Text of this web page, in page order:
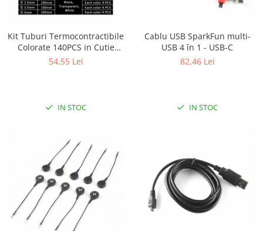
RS-232
RS-485
RTC
Telecomenzi
Motor 25D
Motoreductor plastic
Roti si Senile
Servomotoare
Suruburi, Piulite, Conectare
Micro:bit
Nvidia
Olinuxino
Platforme de dezvoltare
PIR
Radar
Sonar
Termocuple
Kit Tuburi Termocontractibile
Colorate 140PCS in Cutie
Plastica
54,55 Lei
IN STOC
Cablu USB SparkFun multi-
USB 4 în 1 - USB-C
82,46 Lei
IN STOC